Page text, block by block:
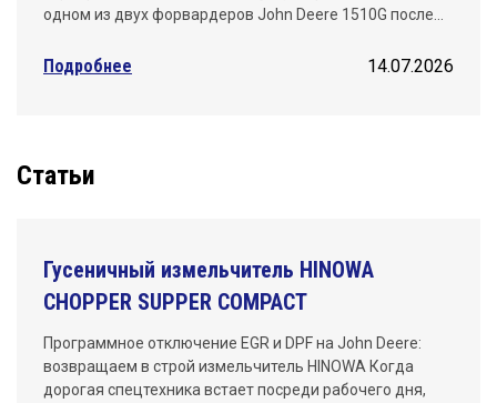
одном из двух форвардеров John Deere 1510G после…
Подробнее 14.07.2026
Статьи
Гусеничный измельчитель HINOWA
CHOPPER SUPPER COMPACT
Программное отключение EGR и DPF на John Deere:
возвращаем в строй измельчитель HINOWA Когда
дорогая спецтехника встает посреди рабочего дня,